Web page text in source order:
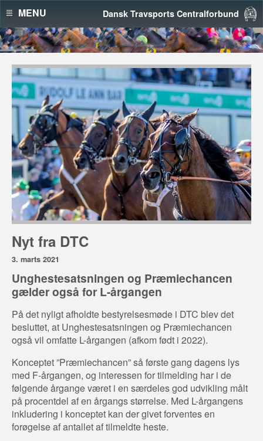
Dansk Travsports Centralforbund
MENU
Nyt fra DTC
3. marts 2021
Unghestesatsningen og Præmiechancen
gælder også for L-årgangen
På det nyligt afholdte bestyrelsesmøde i DTC blev det
besluttet, at Unghestesatsningen og Præmiechancen
også vil omfatte L-årgangen (afkom født i 2022).
Konceptet ”Præmiechancen” så første gang dagens lys
med F-årgangen, og interessen for tilmelding har i de
følgende årgange været i en særdeles god udvikling målt
på procentdel af en årgangs størrelse. Med L-årgangens
inkludering i konceptet kan der givet forventes en
forøgelse af antallet af tilmeldte heste.